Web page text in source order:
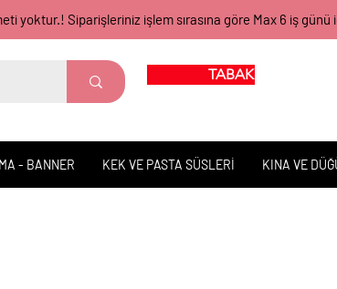
yoktur.! Siparişleriniz işlem sırasına göre Max 6 iş
TABAK BARDAK
- BANNER KEK VE PASTA SÜSLERİ KINA VE